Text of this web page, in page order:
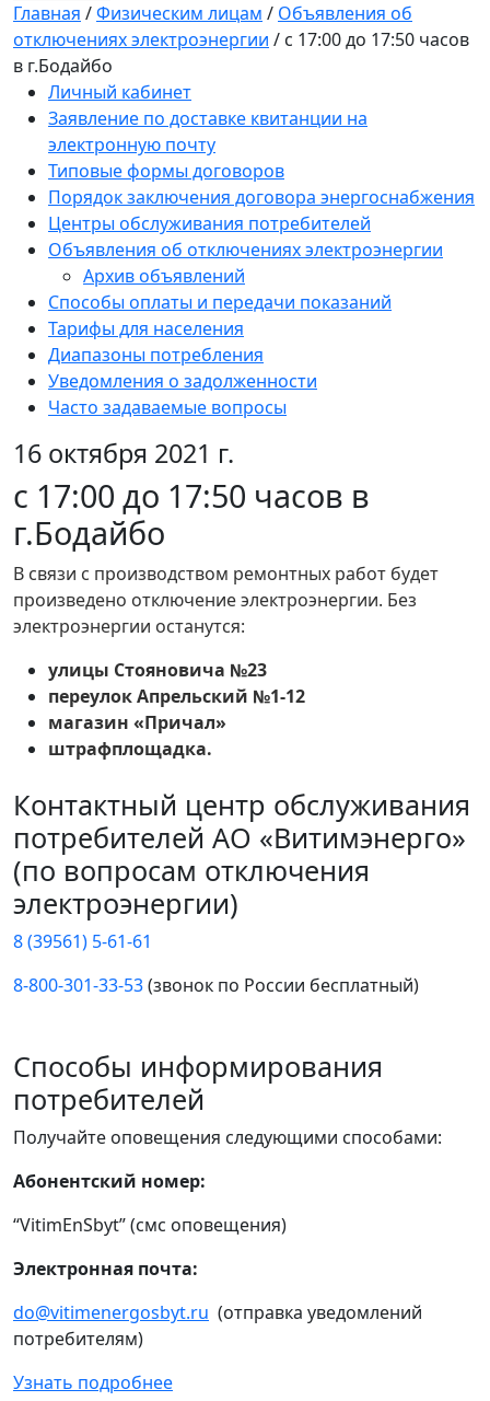
Главная /Физическим лицам / Объявления об
отключениях электроэнергии / с 17:00 до 17:50 часов
в г.Бодайбо
Личный кабинет
Заявление по доставке квитанции на
электронную почту
Типовые формы договоров
Порядок заключения договора энергоснабжения
Центры обслуживания потребителей
Объявления об отключениях электроэнергии
Архив объявлений
Способы оплаты и передачи показаний
Тарифы для населения
Диапазоны потребления
Уведомления о задолженности
Часто задаваемые вопросы
16 октября 2021 г.
с 17:00 до 17:50 часов в
г.Бодайбо
В связи с производством ремонтных работ будет
произведено отключение электроэнергии. Без
электроэнергии останутся:
улицы Стояновича №23
переулок Апрельский №1-12
магазин «Причал»
штрафплощадка.
Контактный центр обслуживания
потребителей АО «Витимэнерго»
(по вопросам отключения
электроэнергии)
8 (39561) 5-61-61
8-800-301-33-53(звонок по России бесплатный)
Способы информирования
потребителей
Получайте оповещения следующими способами:
Абонентский номер:
“VitimEnSbyt” (смс оповещения)
Электронная почта:
do@vitimenergosbyt.ru (отправка уведомлений
потребителям)
Узнать подробнее